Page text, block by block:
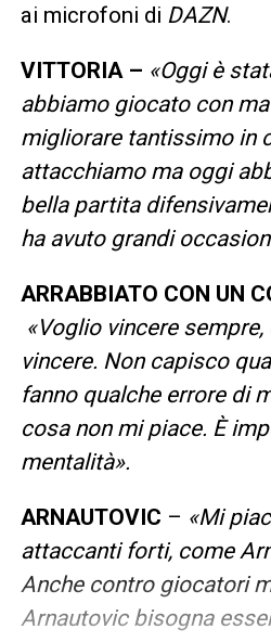
ai microfoni di DAZN.
VITTORIA – «Oggi è
abbiamo giocato con
migliorare tantissimo in
attacchiamo ma oggi
bella partita
ha avuto grandi
ARRABBIATO CON UN
«Voglio vincere
vincere. Non capisco
fanno qualche errore di
cosa non mi piace. È
mentalità».
ARNAUTOVIC – «Mi
attaccanti forti, come
Anche contro giocatori
Arnautovic bisogna